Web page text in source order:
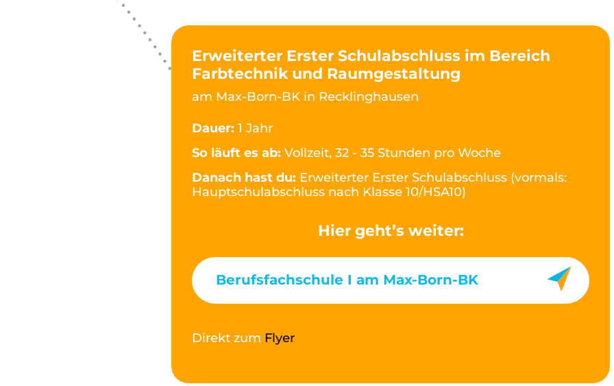
Erweiterter Erster Schulabschluss im Bereich
Farbtechnik und Raumgestaltung
am Max-Born-BK in Recklinghausen
Dauer: 1 Jahr
So läuft es ab: Vollzeit, 32 - 35 Stunden pro Woche
Danach hast du: Erweiterter Erster Schulabschluss (vormals:
Hauptschulabschluss nach Klasse 10/HSA10)
Hier geht’s weiter:
Berufsfachschule I am Max-Born-BK
Direkt zum Flyer